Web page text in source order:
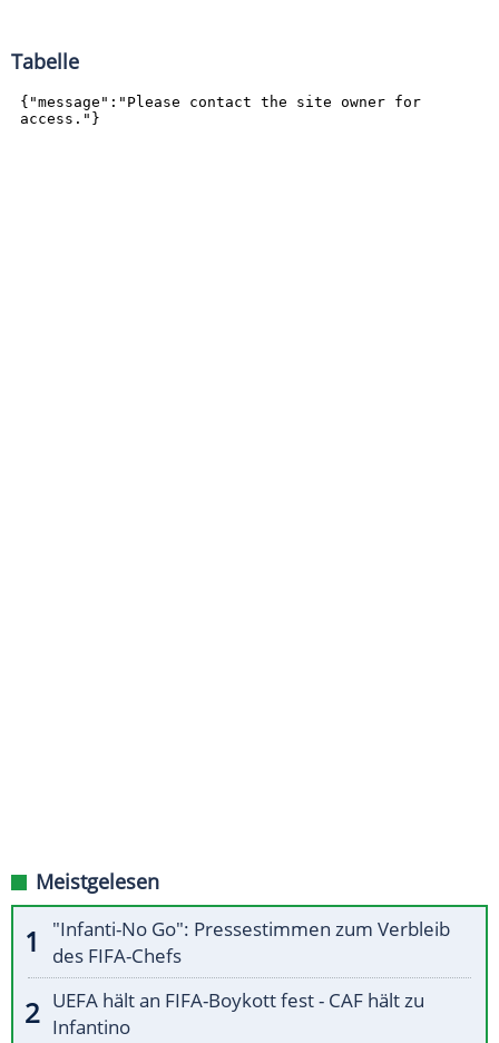
Tabelle
Meistgelesen
"Infanti-No Go": Pressestimmen zum Verbleib
des FIFA-Chefs
UEFA hält an FIFA-Boykott fest - CAF hält zu
Infantino